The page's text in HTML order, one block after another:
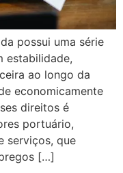
possui uma série
estabilidade,
ao longo da
economicamente
direitos é
portuário,
serviços, que
[…]